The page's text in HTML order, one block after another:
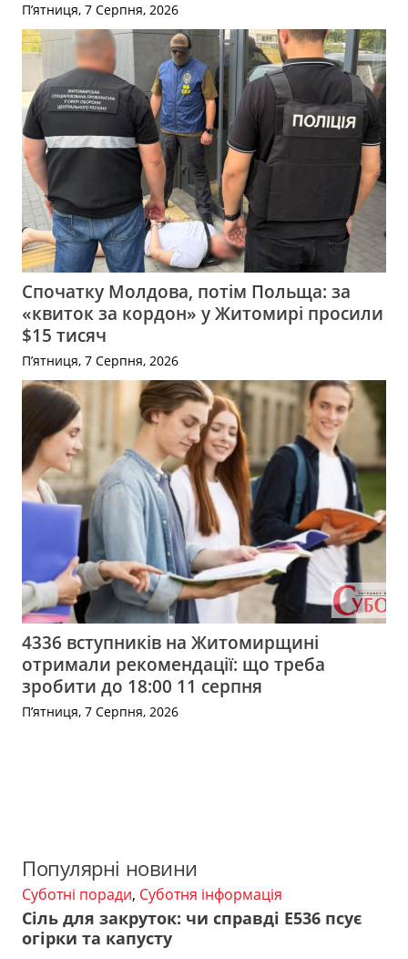
П’ятниця, 7 Серпня, 2026
Спочатку Молдова, потім Польща: за
«квиток за кордон» у Житомирі просили
$15 тисяч
П’ятниця, 7 Серпня, 2026
4336 вступників на Житомирщині
отримали рекомендації: що треба
зробити до 18:00 11 серпня
П’ятниця, 7 Серпня, 2026
Популярні новини
Суботні поради, Суботня інформація
Сіль для закруток: чи справді Е536 псує
огірки та капусту